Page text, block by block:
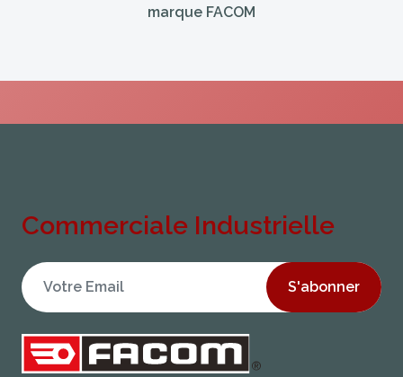
marque FACOM
Commerciale Industrielle
S'abonner